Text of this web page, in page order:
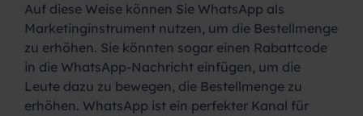
Auf diese Weise können Sie WhatsApp als
Marketinginstrument nutzen, um die Bestellmenge
zu erhöhen. Sie könnten sogar einen Rabattcode
in die WhatsApp-Nachricht einfügen, um die
Leute dazu zu bewegen, die Bestellmenge zu
erhöhen. WhatsApp ist ein perfekter Kanal für